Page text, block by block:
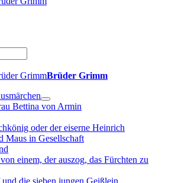
Brüder Grimm
Bettina von Armin
oder der eiserne Heinrich
Maus in Gesellschaft
einem, der auszog, das Fürchten zu
die sieben jungen Geißlein